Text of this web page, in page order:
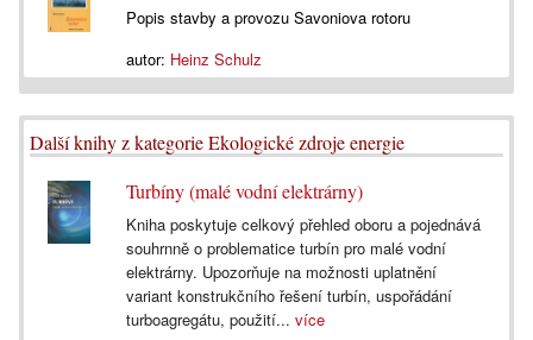
Popis stavby a provozu Savoniova rotoru
autor: Heinz Schulz
Další knihy z kategorie Ekologické zdroje energie
Turbíny (malé vodní elektrárny)
Kniha poskytuje celkový přehled oboru a pojednává
souhrnně o problematice turbín pro malé vodní
elektrárny. Upozorňuje na možnosti uplatnění
variant konstrukčního řešení turbín, uspořádání
turboagregátu, použití...více